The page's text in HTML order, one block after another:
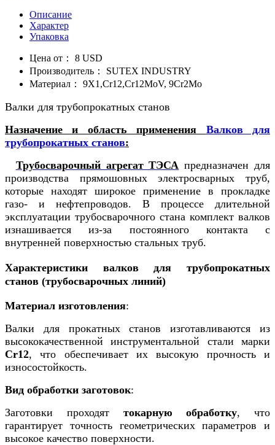
Описание
Характер
Упаковка
Цена от：
8 USD
Производитель：
SUTEX INDUSTRY
Материал：
9X1,Cr12,Cr12MoV, 9Cr2Mo
Валки для трубопрокатных станов
Назначение и область применения Валков для
трубопрокатных станов:
Трубосварочный агрегат ТЭСА предназначен для
производства прямошовных электросварных труб,
которые находят широкое применение в прокладке
газо- и нефтепроводов. В процессе длительной
эксплуатации трубосварочного стана комплект валков
изнашивается из-за постоянного контакта с
внутренней поверхностью стальных труб.
Характеристики валков для трубопрокатных
станов (трубосварочных линий)
Материал изготовления:
Валки для прокатных станов изготавливаются из
высококачественной инструментальной стали марки
Сr12, что обеспечивает их высокую прочность и
износостойкость.
Вид обработки заготовок:
Заготовки проходят токарную обработку, что
гарантирует точность геометрических параметров и
высокое качество поверхности.